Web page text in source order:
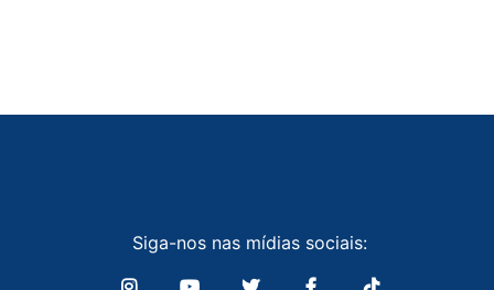
Siga-nos nas mídias sociais: